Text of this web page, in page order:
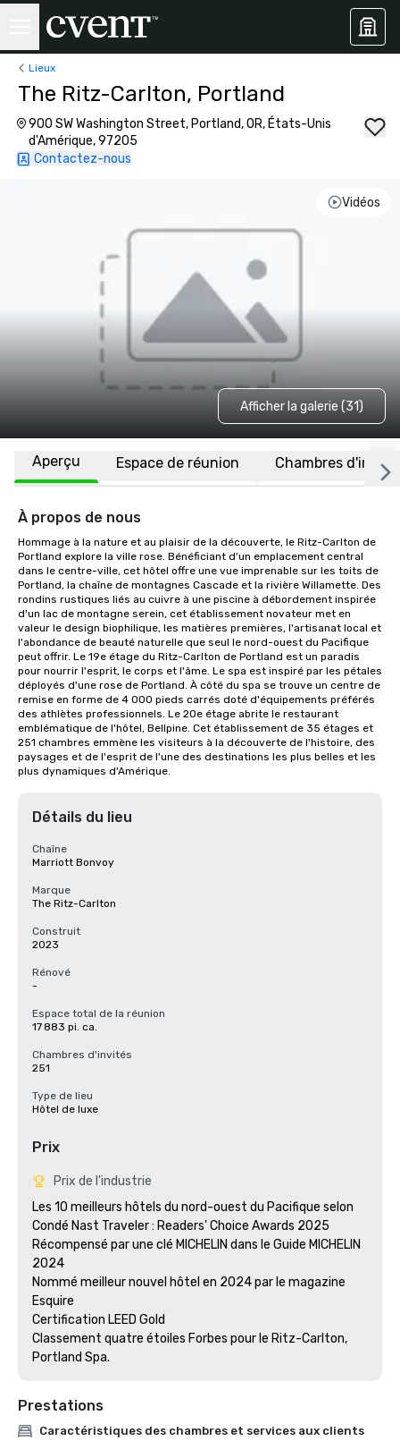
Lieux
The Ritz-Carlton, Portland
900 SW Washington Street, Portland, OR, États-Unis
d'Amérique, 97205
Contactez-nous
Vidéos
Afficher la galerie (31)
Aperçu Espace de réunion Chambres
À propos de nous
Hommage à la nature et au plaisir de la découverte, le Ritz-Carlton de
Portland explore la ville rose. Bénéficiant d'un emplacement central
dans le centre-ville, cet hôtel offre une vue imprenable sur les toits de
Portland, la chaîne de montagnes Cascade et la rivière Willamette. Des
rondins rustiques liés au cuivre à une piscine à débordement inspirée
d'un lac de montagne serein, cet établissement novateur met en
valeur le design biophilique, les matières premières, l'artisanat local et
l'abondance de beauté naturelle que seul le nord-ouest du Pacifique
peut offrir. Le 19e étage du Ritz-Carlton de Portland est un paradis
pour nourrir l'esprit, le corps et l'âme. Le spa est inspiré par les pétales
déployés d'une rose de Portland. À côté du spa se trouve un centre de
remise en forme de 4 000 pieds carrés doté d'équipements préférés
des athlètes professionnels. Le 20e étage abrite le restaurant
emblématique de l'hôtel, Bellpine. Cet établissement de 35 étages et
251 chambres emmène les visiteurs à la découverte de l'histoire, des
paysages et de l'esprit de l'une des destinations les plus belles et les
plus dynamiques d'Amérique.
Détails du lieu
Chaîne
Marriott Bonvoy
Marque
The Ritz-Carlton
Construit
2023
Rénové
-
Espace total de la réunion
17 883 pi. ca.
Chambres d'invités
251
Type de lieu
Hôtel de luxe
Prix
Prix de l'industrie
Les 10 meilleurs hôtels du nord-ouest du Pacifique selon
Condé Nast Traveler : Readers' Choice Awards 2025
Récompensé par une clé MICHELIN dans le Guide MICHELIN
2024
Nommé meilleur nouvel hôtel en 2024 par le magazine
Esquire
Certification LEED Gold
Classement quatre étoiles Forbes pour le Ritz-Carlton,
Prestations
Caractéristiques des chambres et services aux clients